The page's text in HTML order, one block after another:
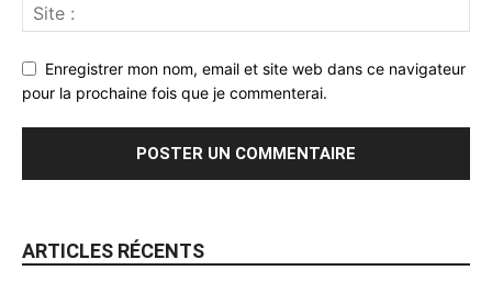
Enregistrer mon nom, email et site web dans ce navigateur
pour la prochaine fois que je commenterai.
ARTICLES RÉCENTS